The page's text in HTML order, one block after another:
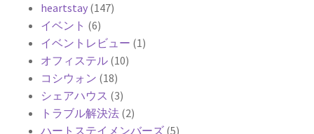
よくある質問
Heartee
heartstay (147)
イベント (6)
イベントレビュー (1)
オフィステル (10)
コシウォン (18)
シェアハウス (3)
トラブル解決法 (2)
ハートステイメンバーズ (5)